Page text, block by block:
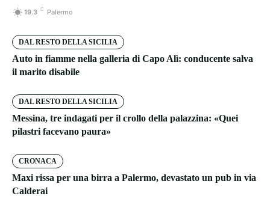
19.3 C Palermo
DAL RESTO DELLA SICILIA
Auto in fiamme nella galleria di Capo Alì: conducente salva
il marito disabile
DAL RESTO DELLA SICILIA
Messina, tre indagati per il crollo della palazzina: «Quei
pilastri facevano paura»
CRONACA
Maxi rissa per una birra a Palermo, devastato un pub in via
Calderai